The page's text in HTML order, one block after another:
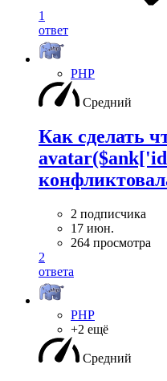
1
ответ
PHP
Средний
Как сделать
2 подписчика
17 июн.
264 просмотра
2
ответа
PHP
+2 ещё
Средний